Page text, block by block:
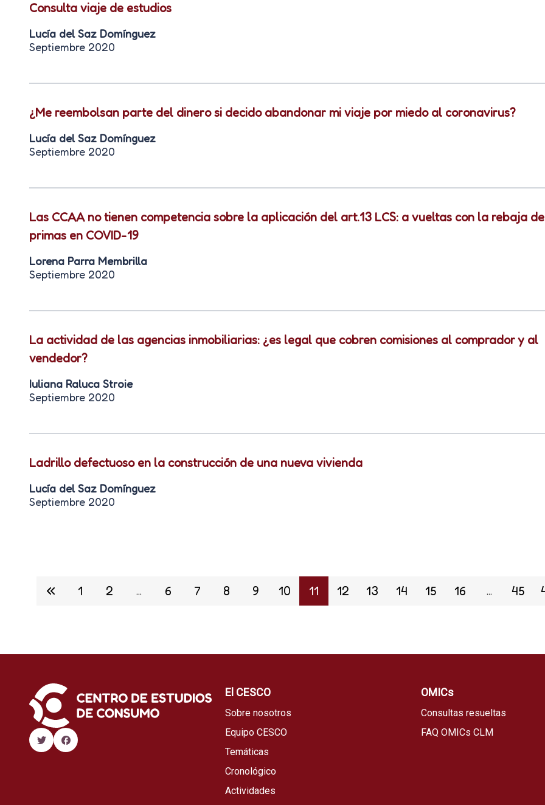
Consulta viaje de estudios
Lucía del Saz Domínguez
Septiembre 2020
¿Me reembolsan parte del dinero si decido abandonar mi viaje por miedo al coronavirus?
Lucía del Saz Domínguez
Septiembre 2020
Las CCAA no tienen competencia sobre la aplicación del art.13 LCS: a vueltas con la rebaja
primas en COVID-19
Lorena Parra Membrilla
Septiembre 2020
La actividad de las agencias inmobiliarias: ¿es legal que cobren comisiones al comprador y al
vendedor?
Iuliana Raluca Stroie
Septiembre 2020
Ladrillo defectuoso en la construcción de una nueva vivienda
Lucía del Saz Domínguez
Septiembre 2020
1 2 ... 6 7 8 9 10 11 12 13 14 15 16 ... 45
El CESCO
Sobre nosotros
Equipo CESCO
Temáticas
Cronológico
Actividades
OMICs
Consultas resueltas
FAQ OMICs CLM